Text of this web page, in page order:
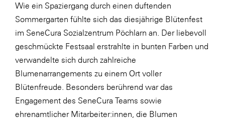
ikp
Johnson & Johnson
JELD-WEN DANA
kosaplaner
LAT Nitrogen
Libro
Wie ein Spaziergang durch einen duftenden
Sommergarten fühlte sich das diesjährige Blütenfest
im SeneCura Sozialzentrum Pöchlarn an. Der liebevoll
geschmückte Festsaal erstrahlte in bunten Farben und
verwandelte sich durch zahlreiche
Blumenarrangements zu einem Ort voller
Blütenfreude. Besonders berührend war das
Engagement des SeneCura Teams sowie
ehrenamtlicher Mitarbeiter:innen, die Blumen